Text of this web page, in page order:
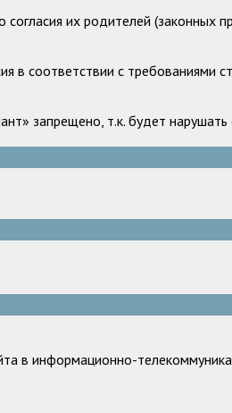
их родителей (законных
в соответствии с требованиями
запрещено, т.к. будет
в информационно-